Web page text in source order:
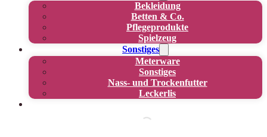
Bekleidung
Betten & Co.
Pflegeprodukte
Spielzeug
Sonstiges
Meterware
Sonstiges
Nass- und Trockenfutter
Leckerlis